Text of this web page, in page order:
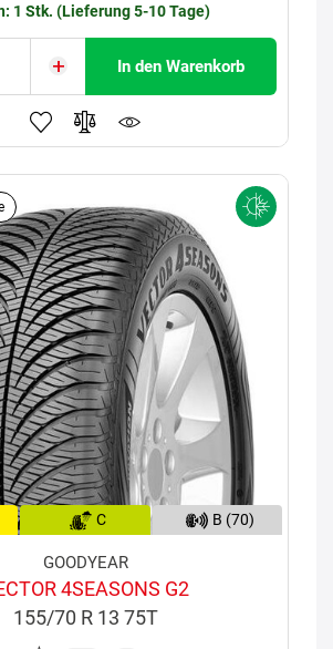
1 Stk. (Lieferung 5-10 Tage)
In den Warenkorb
C B (70)
GOODYEAR
4SEASONS G2
155/70 R 13 75T